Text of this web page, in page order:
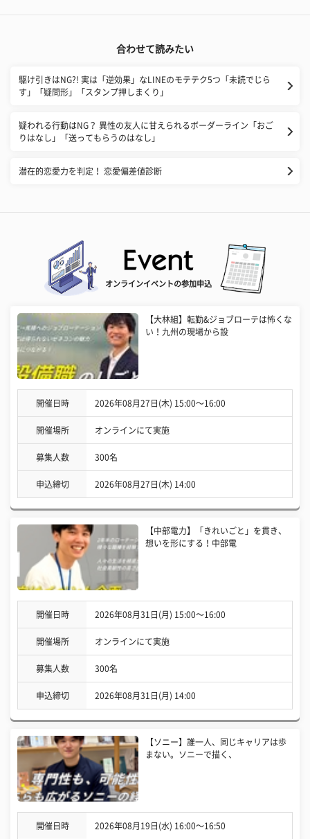
合わせて読みたい
​駆け引きはNG?! 実は「逆効果」なLINEのモテテク5つ「未読でじら
す」「疑問形」「スタンプ押しまくり」
疑われる行動はNG？ 異性の友人に甘えられるボーダーライン「おご
りはなし」「送ってもらうのはなし」
潜在的恋愛力を判定！ 恋愛偏差値診断
オンラインイベントの参加申込
【大林組】転勤&ジョブローテは怖くな
い！九州の現場から設
開催日時 2026年08月27日(木) 15:00〜16:00
開催場所 オンラインにて実施
募集人数 300名
申込締切 2026年08月27日(木) 14:00
【中部電力】「きれいごと」を貫き、
想いを形にする！中部電
開催日時 2026年08月31日(月) 15:00〜16:00
開催場所 オンラインにて実施
募集人数 300名
申込締切 2026年08月31日(月) 14:00
【ソニー】誰一人、同じキャリアは歩
まない。ソニーで描く、
開催日時 2026年08月19日(水) 16:00〜16:50